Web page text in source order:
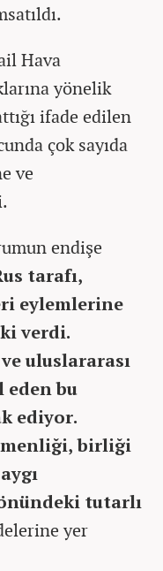
Hava
yönelik
ifade edilen
çok sayıda
ve
endişe
tarafı,
eylemlerine
verdi.
uluslararası
bu
ediyor.
birliği
tutarlı
yer